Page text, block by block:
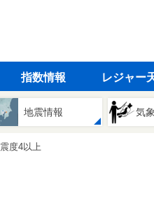
指数情報 レジャー
地震情報 気
震度4以上